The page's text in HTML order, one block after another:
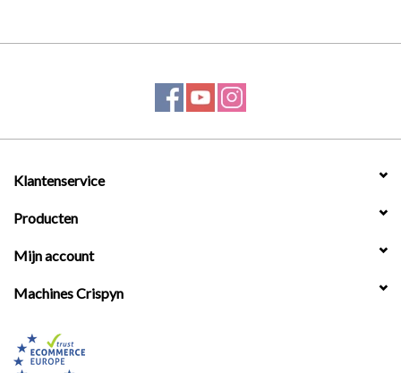
Klantenservice
Producten
Mijn account
Machines Crispyn